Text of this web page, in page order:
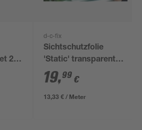
2-
d-c-fix
Sichtschutzfolie
'Static' transparent
67,5 x 150 cm
19,99 €
13,33 € / Meter